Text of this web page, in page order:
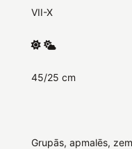
VII-X
45/25 cm
Grupās, apmalēs,